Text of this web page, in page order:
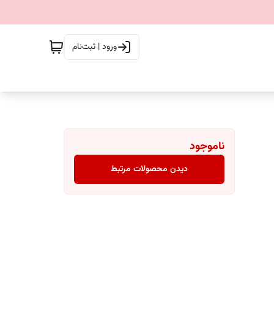
ورود | ثبت‌نام
ناموجود
دیدن محصولات مرتبط